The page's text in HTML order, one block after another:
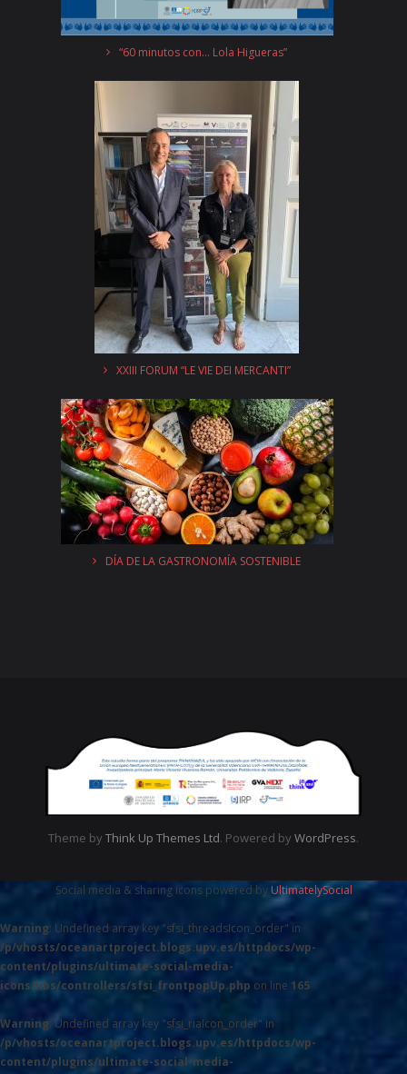
“60 minutos con… Lola Higueras”
XXIII FORUM “LE VIE DEI MERCANTI”
DÍA DE LA GASTRONOMÍA SOSTENIBLE
Theme by Think Up Themes Ltd. Powered by WordPress.
Social media & sharing icons powered by UltimatelySocial
Warning: Undefined array key "sfsi_threadsIcon_order" in
/p/vhosts/oceanartproject.blogs.upv.es/httpdocs/wp-
content/plugins/ultimate-social-media-
icons/libs/controllers/sfsi_frontpopUp.php on line 165
Warning: Undefined array key "sfsi_riaIcon_order" in
/p/vhosts/oceanartproject.blogs.upv.es/httpdocs/wp-
content/plugins/ultimate-social-media-